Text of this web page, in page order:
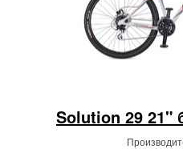
Solution 29 21"